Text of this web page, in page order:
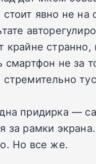
стоит явно не на
крайне странно,
смартфон не за
придирка —
за рамки
Но все же.